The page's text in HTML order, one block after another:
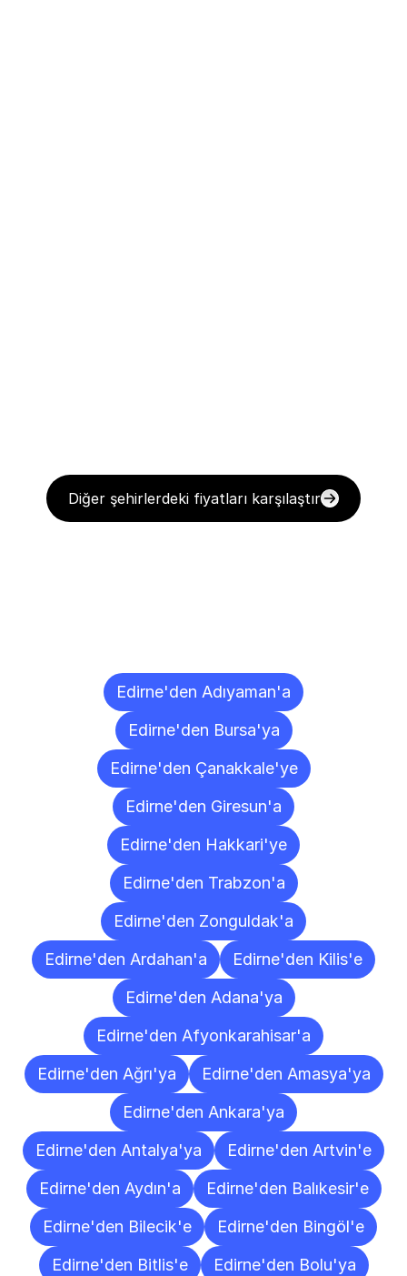
Diğer şehirlerdeki fiyatları karşılaştır
Edirne'den Adıyaman'a
Edirne'den Bursa'ya
Edirne'den Çanakkale'ye
Edirne'den Giresun'a
Edirne'den Hakkari'ye
Edirne'den Trabzon'a
Edirne'den Zonguldak'a
Edirne'den Ardahan'a
Edirne'den Kilis'e
Edirne'den Adana'ya
Edirne'den Afyonkarahisar'a
Edirne'den Ağrı'ya
Edirne'den Amasya'ya
Edirne'den Ankara'ya
Edirne'den Antalya'ya
Edirne'den Artvin'e
Edirne'den Aydın'a
Edirne'den Balıkesir'e
Edirne'den Bilecik'e
Edirne'den Bingöl'e
Edirne'den Bitlis'e
Edirne'den Bolu'ya